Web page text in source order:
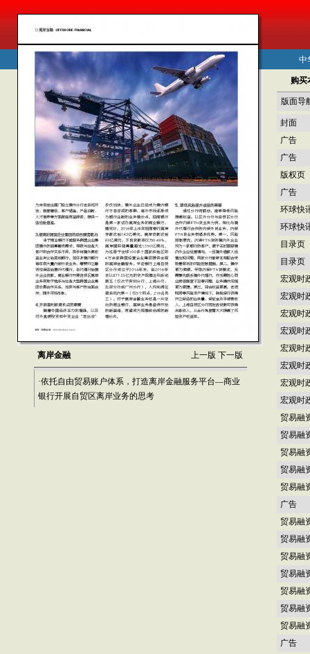
离岸金融 上一版 下一版
·依托自由贸易账户体系，打造离岸金融服务平台—商业
银行开展自贸区离岸业务的思考
购买
版面导
封面
广告
广告
版权页
广告
环球快
环球快
目录页
目录页
宏观时
宏观时
宏观时
宏观时
宏观时
宏观时
宏观时
宏观时
贸易融
贸易融
贸易融
贸易融
贸易融
广告
贸易融
贸易融
贸易融
贸易融
贸易融
贸易融
贸易融
广告